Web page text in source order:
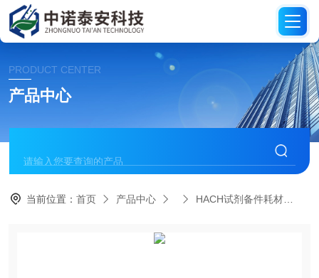
PRODUCT CENTER
产品中心
当前位置：首页 产品中心 HACH试剂备件耗材